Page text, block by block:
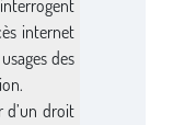
internet
des
d’un droit